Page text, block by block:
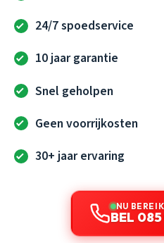
24/7 spoedservice
10 jaar garantie
Snel geholpen
Geen voorrijkosten
30+ jaar ervaring
NU
BEL